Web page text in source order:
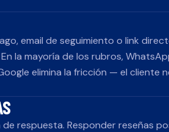
email de seguimiento o link
la mayoría de los rubros,
elimina la fricción — el cliente
respuesta. Responder reseñas